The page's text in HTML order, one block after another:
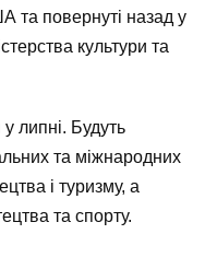
та повернуті назад у
культури та
у липні. Будуть
та міжнародних
і туризму, а
та спорту.